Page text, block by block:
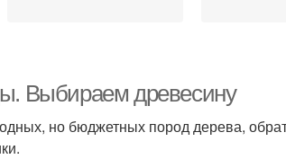
Выбираем древесину
но бюджетных пород дерева,